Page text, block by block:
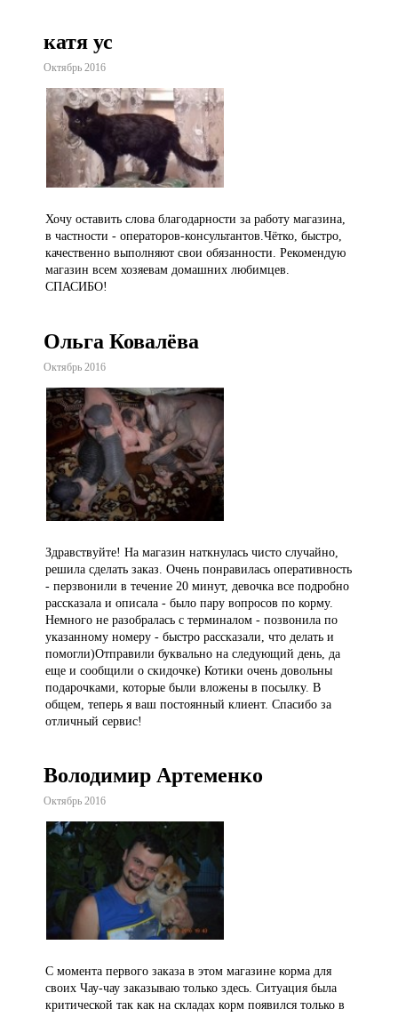
катя ус
Октябрь 2016
Хочу оставить слова благодарности за работу магазина,
в частности - операторов-консультантов.Чётко, быстро,
качественно выполняют свои обязанности. Рекомендую
магазин всем хозяевам домашних любимцев.
СПАСИБО!
Ольга Ковалёва
Октябрь 2016
Здравствуйте! На магазин наткнулась чисто случайно,
решила сделать заказ. Очень понравилась оперативность
- перзвонили в течение 20 минут, девочка все подробно
рассказала и описала - было пару вопросов по корму.
Немного не разобралась с терминалом - позвонила по
указанному номеру - быстро рассказали, что делать и
помогли)Отправили буквально на следующий день, да
еще и сообщили о скидочке) Котики очень довольны
подарочками, которые были вложены в посылку. В
общем, теперь я ваш постоянный клиент. Спасибо за
отличный сервис!
Володимир Артеменко
Октябрь 2016
С момента первого заказа в этом магазине корма для
своих Чау-чау заказываю только здесь. Ситуация была
критической так как на складах корм появился только в